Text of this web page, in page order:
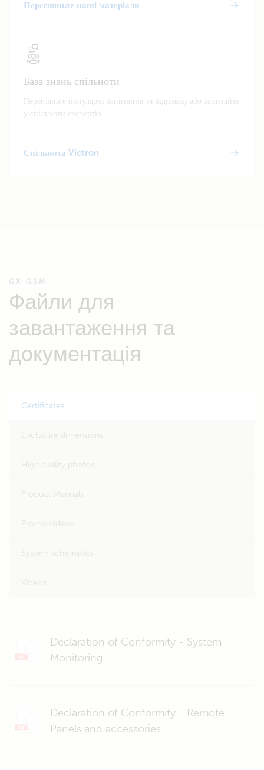
Перегляньте наші матеріали
База знань спільноти
Перегляньте популярні запитання та відповіді або запитайте
у спільноти експертів.
Спільнота Victron
GX GSM
Файли для
завантаження та
документація
Certificates
Declaration of Conformity - System
Monitoring
Declaration of Conformity - Remote
Panels and accessories